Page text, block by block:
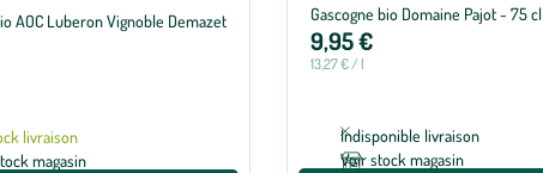
AOC Luberon Vignoble Demazet
livraison
magasin
Gascogne bio Domaine Pajot - 75 cl
9,95 €
13,27 € / l
Indisponible livraison
Voir stock magasin